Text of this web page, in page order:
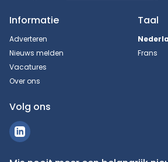
Informatie
Adverteren
Nieuws melden
Vacatures
Over ons
Taal
Frans
Volg ons